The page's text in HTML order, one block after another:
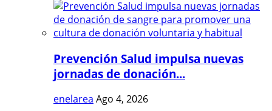
Prevención Salud impulsa nuevas
jornadas de donación...
enelarea Ago 4, 2026